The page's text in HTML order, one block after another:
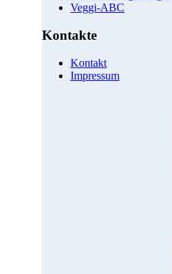
Veggi-ABC
Kontakte
Kontakt
Impressum